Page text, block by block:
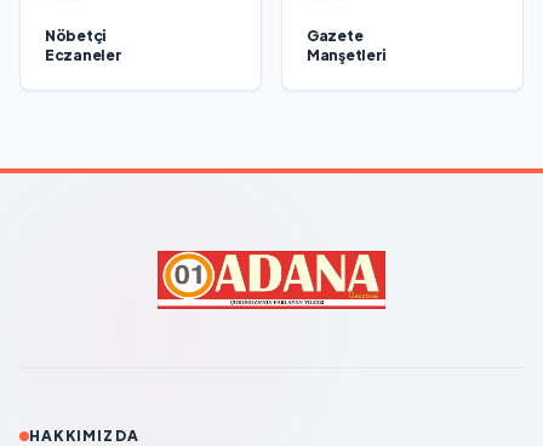
Nöbetçi
Eczaneler
Gazete
Manşetleri
HAKKIMIZDA